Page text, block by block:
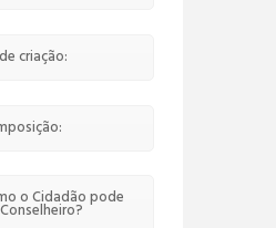
criação:
o Cidadão pode